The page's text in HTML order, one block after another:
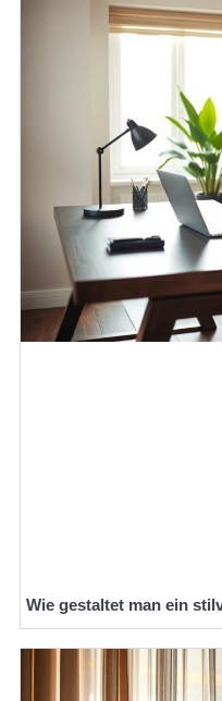
Wie gestaltet man ein